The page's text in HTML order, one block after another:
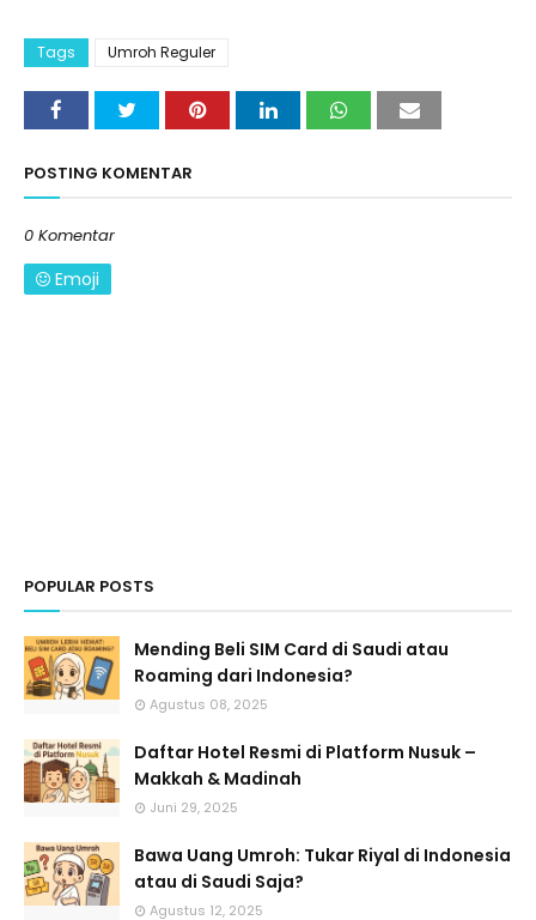
Tags Umroh Reguler
POSTING KOMENTAR
0 Komentar
Emoji
POPULAR POSTS
Mending Beli SIM Card di Saudi atau
Roaming dari Indonesia?
Agustus 08, 2025
Daftar Hotel Resmi di Platform Nusuk –
Makkah & Madinah
Juni 29, 2025
Bawa Uang Umroh: Tukar Riyal di Indonesia
atau di Saudi Saja?
Agustus 12, 2025